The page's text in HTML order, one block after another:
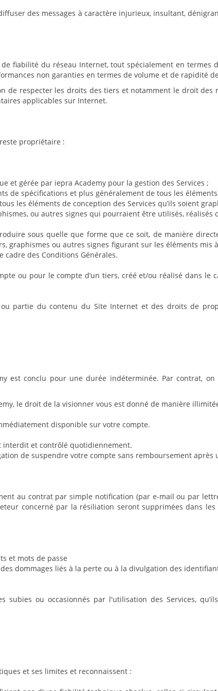
des messages à caractère injurieux, insultant,
fiabilité du réseau Internet, tout spécialement en termes
non garanties en termes de volume et de rapidité
de respecter les droits des tiers et notamment le droit des
applicables sur Internet.
propriétaire :
et gérée par iepra Academy pour la gestion des Services ;
de spécifications et plus généralement de tous les
les éléments de conception des Services qu’ils soient
ou autres signes qui pourraient être utilisés,
sous quelle que forme que ce soit, de manière
graphismes ou autres signes figurant sur les éléments
cadre des Conditions Générales.
ou pour le compte d’un tiers, créé et/ou réalisé dans
partie du contenu du Site Internet et des droits de
est conclu pour une durée indéterminée. Par contrat,
le droit de la visionner vous est donné de manière
disponible sur votre compte.
interdit et contrôlé quotidiennement.
de suspendre votre compte sans remboursement
au contrat par simple notification (par e-mail ou par
concerné par la résiliation seront supprimées dans
et mots de passe
dommages liés à la perte ou à la divulgation des
subies ou occasionnés par l'utilisation des Services,
et ses limites et reconnaissent :